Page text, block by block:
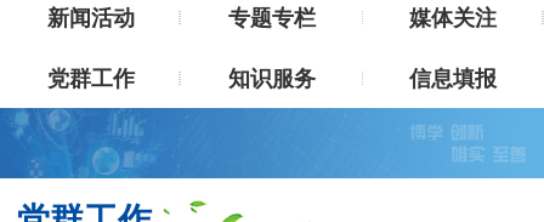
新闻活动
专题专栏
媒体关注
党群工作
知识服务 信息填报